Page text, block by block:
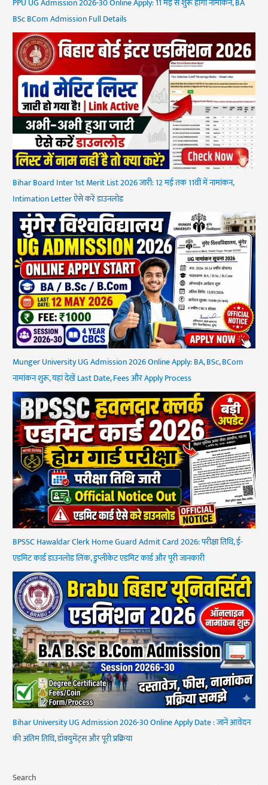
PPU UG Admission 2026-30 Online Apply: 11 मई से शुरू होगा नामांकन, BA
BSc BCom Admission Full Details
Bihar Board Inter 1st Merit List 2026 जारी: 12 मई तक 11वीं में नामांकन,
Intimation Letter ऐसे करें डाउनलोड
Munger University UG Admission 2026 Online Apply: BA, BSc, BCom
नामांकन शुरू, यहां देखें Last Date, Fees और Apply Process
BPSSC Hawaldar Clerk Home Guard Admit Card 2026: परीक्षा तिथि, ई-
एडमिट कार्ड डाउनलोड लिंक, डुप्लीकेट एडमिट कार्ड और पूरी जानकारी
Bihar University UG Admission 2026-30 Online Apply Date : जानें आवेदन
की अंतिम तिथि, डॉक्युमेंट्स और पूरी प्रक्रिया
Search